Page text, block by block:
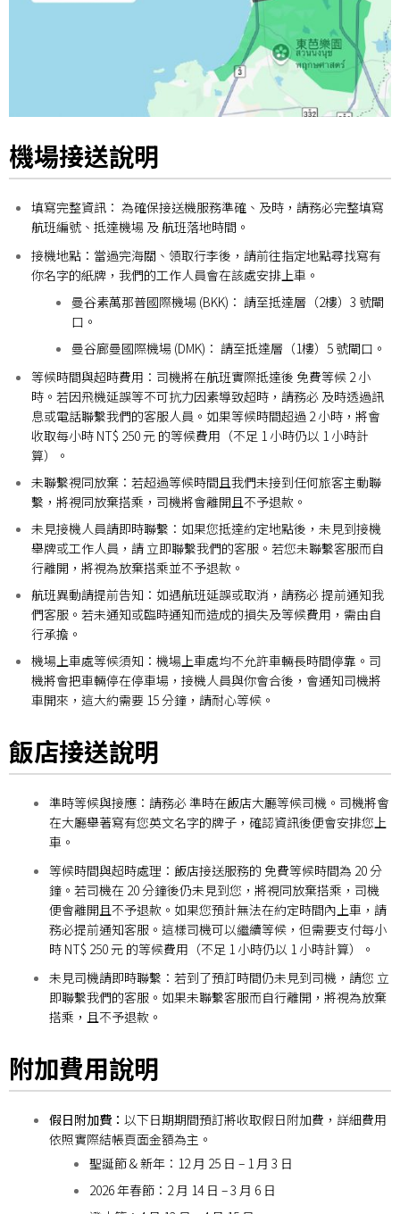
機場接送說明
填寫完整資訊： 為確保接送機服務準確、及時，請務必完整填寫
航班編號、抵達機場 及 航班落地時間。
接機地點： 當過完海關、領取行李後，請前往指定地點尋找寫有
你名字的紙牌，我們的工作人員會在該處安排上車。
曼谷素萬那普國際機場 (BKK)： 請至抵達層（2樓）3 號閘
口。
曼谷廊曼國際機場 (DMK)： 請至抵達層（1樓）5 號閘口。
等候時間與超時費用： 司機將在航班實際抵達後 免費等候 2 小
時。 若因飛機延誤等不可抗力因素導致超時，請務必 及時透過訊
息或電話聯繫我們的客服人員。如果等候時間超過 2 小時，將會
收取每小時 NT$ 250 元 的等候費用（不足 1 小時仍以 1 小時計
算）。
未聯繫視同放棄： 若超過等候時間且我們未接到任何旅客主動聯
繫，將視同放棄搭乘，司機將會離開且不予退款。
未見接機人員請即時聯繫： 如果您抵達約定地點後，未見到接機
舉牌或工作人員，請 立即聯繫我們的客服。若您未聯繫客服而自
行離開，將視為放棄搭乘並不予退款。
航班異動請提前告知： 如遇航班延誤或取消，請務必 提前通知我
們客服。若未通知或臨時通知而造成的損失及等候費用，需由自
行承擔。
機場上車處等候須知： 機場上車處均不允許車輛長時間停靠。司
機將會把車輛停在停車場，接機人員與你會合後，會通知司機將
車開來，這大約需要 15 分鐘，請耐心等候。
飯店接送說明
準時等候與接應： 請務必 準時在飯店大廳等候司機。司機將會
在大廳舉著寫有您英文名字的牌子，確認資訊後便會安排您上
車。
等候時間與超時處理： 飯店接送服務的 免費等候時間為 20 分
鐘。若司機在 20 分鐘後仍未見到您，將視同放棄搭乘，司機
便會離開且不予退款。如果您預計無法在約定時間內上車，請
務必提前通知客服。這樣司機可以繼續等候，但需要支付每小
時 NT$ 250 元 的等候費用（不足 1 小時仍以 1 小時計算）。
未見司機請即時聯繫： 若到了預訂時間仍未見到司機，請您 立
即聯繫我們的客服。如果未聯繫客服而自行離開，將視為放棄
搭乘，且不予退款。
附加費用說明
假日附加費： 以下日期期間預訂將收取假日附加費，詳細費用
依照實際結帳頁面金額為主。
聖誕節 & 新年：12 月 25 日 – 1 月 3 日
2026 年春節：2 月 14 日 – 3 月 6 日